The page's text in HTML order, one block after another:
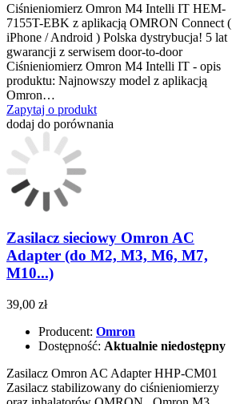
Ciśnieniomierz Omron M4 Intelli IT HEM-
7155T-EBK z aplikacją OMRON Connect (
iPhone / Android ) Polska dystrybucja! 5 lat
gwarancji z serwisem door-to-door
Ciśnieniomierz Omron M4 Intelli IT - opis
produktu: Najnowszy model z aplikacją
Omron…
Zapytaj o produkt
dodaj do porównania
Zasilacz sieciowy Omron AC
Adapter (do M2, M3, M6, M7,
M10...)
39,00 zł
Producent: Omron
Dostępność: Aktualnie niedostępny
Zasilacz Omron AC Adapter HHP-CM01
Zasilacz stabilizowany do ciśnieniomierzy